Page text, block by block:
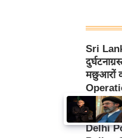
Sri
मछुआरों
Aug 06,
Delhi